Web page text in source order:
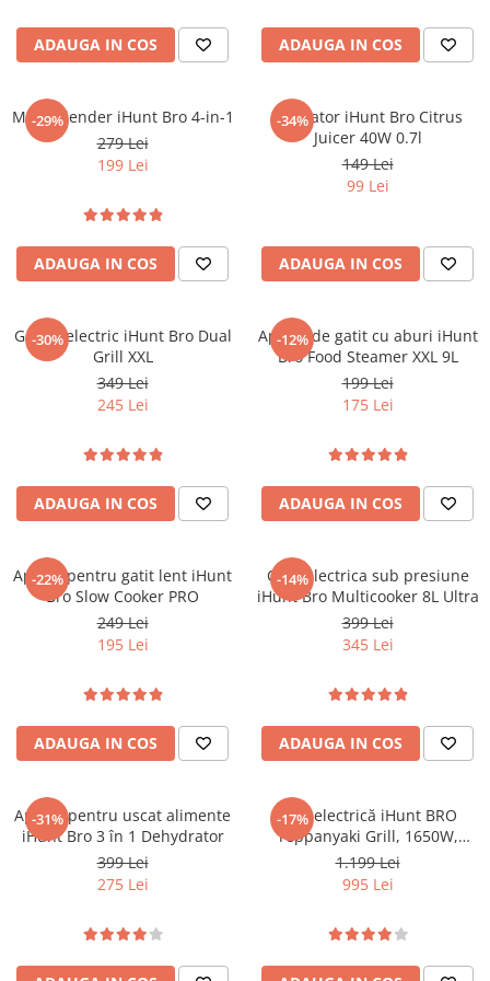
ADAUGA IN COS
ADAUGA IN COS
-29%
Multi Blender iHunt Bro 4-in-1
279 Lei
199 Lei
ADAUGA IN COS
-34%
Storcator iHunt Bro Citrus
Juicer 40W 0.7l
149 Lei
99 Lei
ADAUGA IN COS
-30%
Gratar electric iHunt Bro Dual
Grill XXL
349 Lei
245 Lei
ADAUGA IN COS
-12%
Aparat de gatit cu aburi iHunt
Bro Food Steamer XXL 9L
199 Lei
175 Lei
ADAUGA IN COS
-22%
Aparat pentru gatit lent iHunt
Bro Slow Cooker PRO
249 Lei
195 Lei
ADAUGA IN COS
-14%
Oala electrica sub presiune
iHunt Bro Multicooker 8L Ultra
399 Lei
345 Lei
ADAUGA IN COS
-31%
Aparat pentru uscat alimente
iHunt Bro 3 în 1 Dehydrator
399 Lei
275 Lei
-17%
Plită electrică iHunt BRO
Teppanyaki Grill, 1650W,
Placa detasabila
1.199 Lei
995 Lei